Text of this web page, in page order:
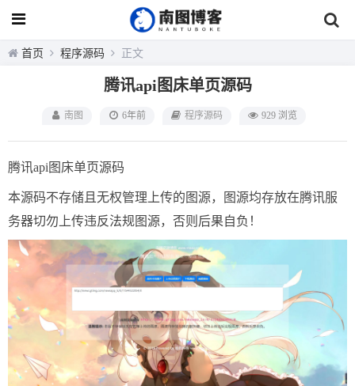
首页 程序源码 正文
腾讯api图床单页源码
南图 6年前 程序源码 929 浏览
腾讯api图床单页源码
本源码不存储且无权管理上传的图源，图源均存放在腾讯服
务器切勿上传违反法规图源，否则后果自负！